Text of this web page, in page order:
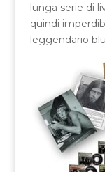
lunga serie di
quindi
leggendario